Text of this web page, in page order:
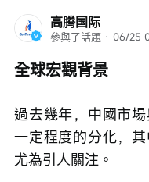
高腾国际
參與了話題 · 06/25
全球宏觀背景
過去幾年，中國市
一定程度的分化，
尤為引人關注。